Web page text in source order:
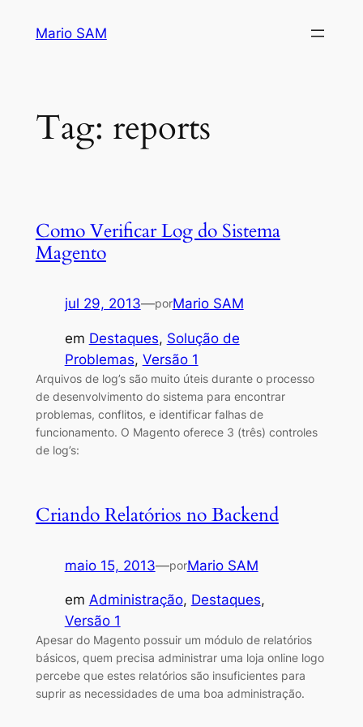
Mario SAM
Tag: reports
Como Verificar Log do Sistema
Magento
jul 29, 2013—porMario SAM
em Destaques, Solução de
Problemas, Versão 1
Arquivos de log’s são muito úteis durante o processo
de desenvolvimento do sistema para encontrar
problemas, conflitos, e identificar falhas de
funcionamento. O Magento oferece 3 (três) controles
de log’s:
Criando Relatórios no Backend
maio 15, 2013—porMario SAM
em Administração, Destaques
Versão 1
Apesar do Magento possuir um módulo de relatórios
básicos, quem precisa administrar uma loja online logo
percebe que estes relatórios são insuficientes para
suprir as necessidades de uma boa administração.